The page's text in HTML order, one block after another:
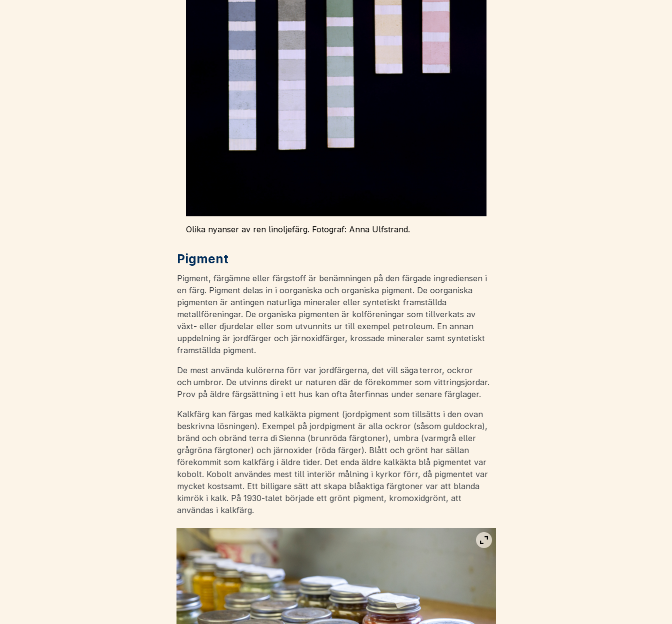
Olika nyanser av ren linoljefärg. Fotograf: Anna Ulfstrand.
Pigment
Pigment, färgämne eller färgstoff är benämningen på den färgade ingrediensen i
en färg. Pigment delas in i oorganiska och organiska pigment. De oorganiska
pigmenten är antingen naturliga mineraler eller syntetiskt framställda
metallföreningar. De organiska pigmenten är kolföreningar som tillverkats av
växt- eller djurdelar eller som utvunnits ur till exempel petroleum. En annan
uppdelning är jordfärger och järnoxidfärger, krossade mineraler samt syntetiskt
framställda pigment.
De mest använda kulörerna förr var jordfärgerna, det vill säga terror, ockror
och umbror. De utvinns direkt ur naturen där de förekommer som vittringsjordar.
Prov på äldre färgsättning i ett hus kan ofta återfinnas under senare färglager.
Kalkfärg kan färgas med kalkäkta pigment (jordpigment som tillsätts i den ovan
beskrivna lösningen). Exempel på jordpigment är alla ockror (såsom guldockra),
bränd och obränd terra di Sienna (brunröda färgtoner), umbra (varmgrå eller
grågröna färgtoner) och järnoxider (röda färger). Blått och grönt har sällan
förekommit som kalkfärg i äldre tider. Det enda äldre kalkäkta blå pigmentet var
kobolt. Kobolt användes mest till interiör målning i kyrkor förr, då pigmentet var
mycket kostsamt. Ett billigare sätt att skapa blåaktiga färgtoner var att blanda
kimrök i kalk. På 1930-talet började ett grönt pigment, kromoxidgrönt, att
användas i kalkfärg.
Visa bild i fullskärm